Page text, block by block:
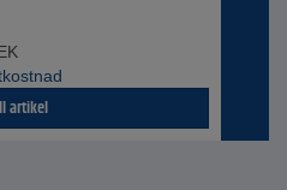
artikel